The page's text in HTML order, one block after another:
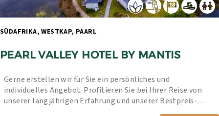
PEARL VALLEY HOTEL BY MANTIS
Gerne erstellen wir für Sie ein persönliches und
individuelles Angebot. Profitieren Sie bei Ihrer Reise von
unserer langjährigen Erfahrung und unserer Bestpreis-